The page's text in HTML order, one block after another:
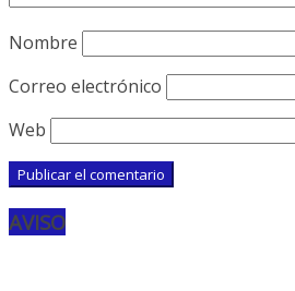
Nombre
Correo electrónico
Web
AVISO